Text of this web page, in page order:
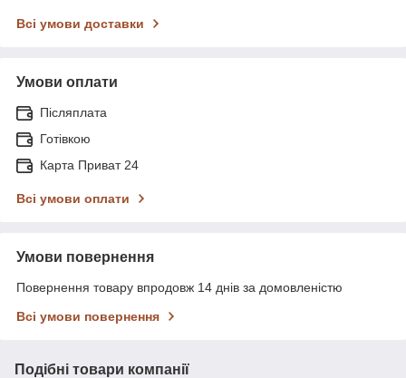
Всі умови доставки
Умови оплати
Післяплата
Готівкою
Карта Приват 24
Всі умови оплати
Умови повернення
Повернення товару впродовж 14 днів за домовленістю
Всі умови повернення
Подібні товари компанії